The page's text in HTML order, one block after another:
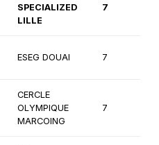
SPECIALIZED
LILLE
7
ESEG DOUAI 7
CERCLE
OLYMPIQUE
MARCOING
7